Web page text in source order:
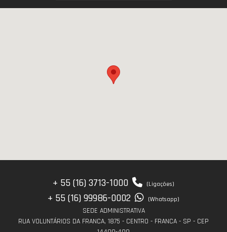
+ 55 (16) 3713-1000 (Ligações)
+ 55 (16) 99986-0002 (Whatsapp)
SEDE ADMINISTRATIVA
RUA VOLUNTÁRIOS DA FRANCA, 1875 - CENTRO - FRANCA - SP - CEP